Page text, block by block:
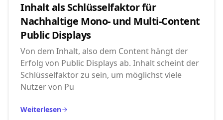
Inhalt als Schlüsselfaktor für
Nachhaltige Mono- und Multi-Content
Public Displays
Von dem Inhalt, also dem Content hängt der
Erfolg von Public Displays ab. Inhalt scheint der
Schlüsselfaktor zu sein, um möglichst viele
Nutzer von Pu
Weiterlesen